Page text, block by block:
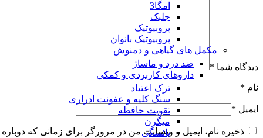
امگا3
جلبک
پروبیوتیک
پروبیوتیک بانوان
مکمل های گیاهی و دمنوش
ضد درد و ماساژ
داروهای کاربردی و کمکی
ترک اعتیاد
سنگ کلیه و عفونت ادراری
تقویت حافظه
میگرن
یائسگی
دیدگاه شما *
نام *
ایمیل *
ذخیره نام، ایمیل و وبسایت من در مرورگر برای زمانی که